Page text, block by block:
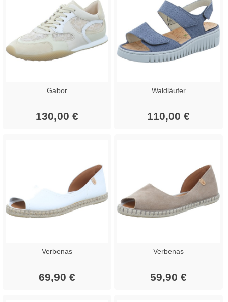
Gabor
130,00 €
Waldläufer
110,00 €
Verbenas
69,90 €
Verbenas
59,90 €